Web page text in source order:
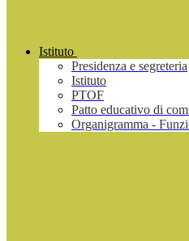
Istituto
Presidenza e segreteria
Istituto
PTOF
Patto educativo di
Organigramma -